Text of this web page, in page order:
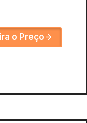
o Preço